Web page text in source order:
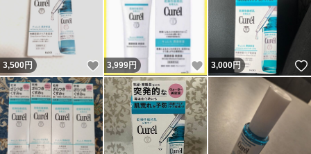
3,500円 いいね！
3,999円 いいね！
3,000円